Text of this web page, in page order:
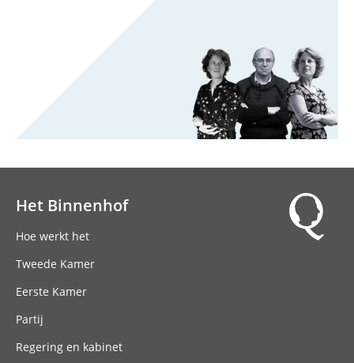
Het Binnenhof
Hoe werkt het
Tweede Kamer
Eerste Kamer
Partij
Regering en kabinet